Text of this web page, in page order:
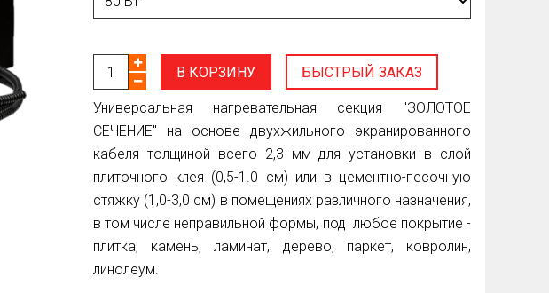
В КОРЗИНУ БЫСТРЫЙ ЗАКАЗ
Универсальная нагревательная секция "ЗОЛОТОЕ
СЕЧЕНИЕ" на основе двухжильного экранированного
кабеля толщиной всего 2,3 мм для установки в слой
плиточного клея (0,5-1.0 см) или в цементно-песочную
стяжку (1,0-3,0 см) в помещениях различного назначения,
в том числе неправильной формы, под любое покрытие -
плитка, камень, ламинат, дерево, паркет, ковролин,
линолеум.